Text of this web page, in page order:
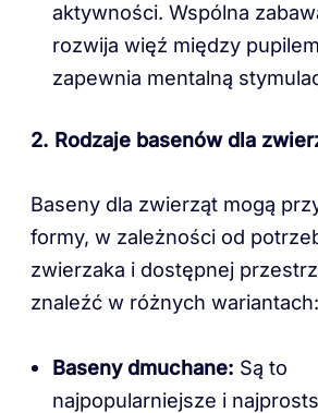
aktywności. Wspólna
rozwija więź między
zapewnia mentalną
2. Rodzaje basenów dla
Baseny dla zwierząt mogą
formy, w zależności od
zwierzaka i dostępnej
znaleźć w różnych wariantach:
Baseny dmuchane: Są to
najpopularniejsze i